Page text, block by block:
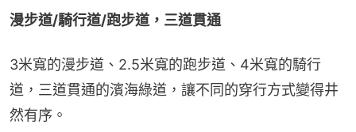
漫步道/騎行道/跑步道，三道貫通
3米寬的漫步道、2.5米寬的跑步道、4米寬的騎行
道，三道貫通的濱海綠道，讓不同的穿行方式變得井
然有序。